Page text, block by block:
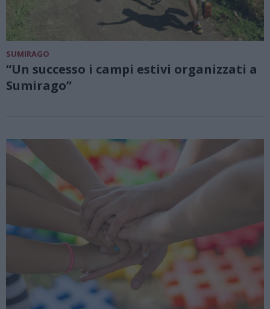
SUMIRAGO
“Un successo i campi estivi organizzati a
Sumirago”